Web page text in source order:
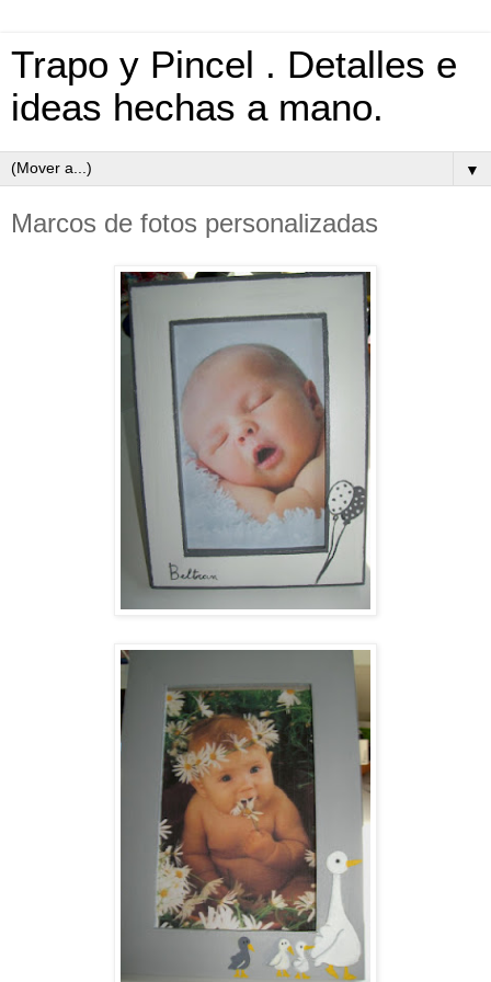
Trapo y Pincel . Detalles e
ideas hechas a mano.
▼
Marcos de fotos personalizadas